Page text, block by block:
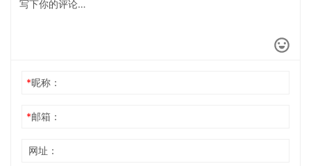
*昵称：
*邮箱：
网址：